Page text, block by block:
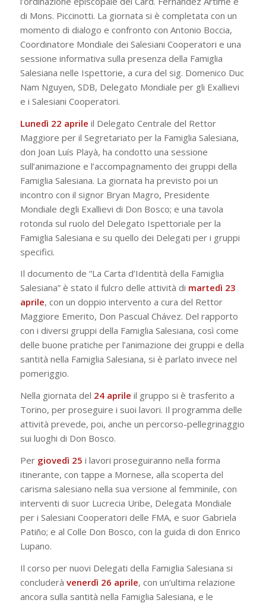
di Mons. Piccinotti. La giornata si è completata con un
momento di dialogo e confronto con Antonio Boccia,
Coordinatore Mondiale dei Salesiani Cooperatori e una
sessione informativa sulla presenza della Famiglia
Salesiana nelle Ispettorie, a cura del sig. Domenico Duc
Nam Nguyen, SDB, Delegato Mondiale per gli Exallievi
e i Salesiani Cooperatori.
Lunedì 22 aprile il Delegato Centrale del Rettor
Maggiore per il Segretariato per la Famiglia Salesiana,
don Joan Luís Playà, ha condotto una sessione
sull’animazione e l’accompagnamento dei gruppi della
Famiglia Salesiana. La giornata ha previsto poi un
incontro con il signor Bryan Magro, Presidente
Mondiale degli Exallievi di Don Bosco; e una tavola
rotonda sul ruolo del Delegato Ispettoriale per la
Famiglia Salesiana e su quello dei Delegati per i gruppi
specifici.
Il documento de “La Carta d’Identità della Famiglia
Salesiana” è stato il fulcro delle attività di martedì 23
aprile, con un doppio intervento a cura del Rettor
Maggiore Emerito, Don Pascual Chávez. Del rapporto
con i diversi gruppi della Famiglia Salesiana, così come
delle buone pratiche per l’animazione dei gruppi e della
santità nella Famiglia Salesiana, si è parlato invece nel
pomeriggio.
Nella giornata del 24 aprile il gruppo si è trasferito a
Torino, per proseguire i suoi lavori. Il programma delle
attività prevede, poi, anche un percorso-pellegrinaggio
sui luoghi di Don Bosco.
Per giovedì 25 i lavori proseguiranno nella forma
itinerante, con tappe a Mornese, alla scoperta del
carisma salesiano nella sua versione al femminile, con
interventi di suor Lucrecia Uribe, Delegata Mondiale
per i Salesiani Cooperatori delle FMA, e suor Gabriela
Patiño; e al Colle Don Bosco, con la guida di don Enrico
Lupano.
Il corso per nuovi Delegati della Famiglia Salesiana si
concluderà venerdì 26 aprile, con un’ultima relazione
ancora sulla santità nella Famiglia Salesiana, e le